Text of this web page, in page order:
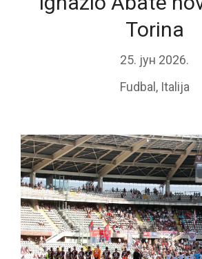
Torina
25. јун 2026.
Fudbal , Italija